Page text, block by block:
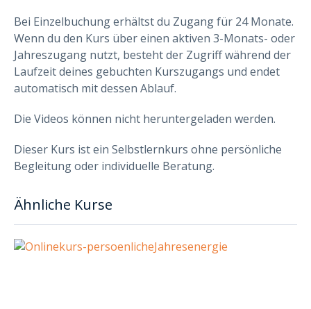
Bei Einzelbuchung erhältst du Zugang für 24 Monate.
Wenn du den Kurs über einen aktiven 3-Monats- oder
Jahreszugang nutzt, besteht der Zugriff während der
Laufzeit deines gebuchten Kurszugangs und endet
automatisch mit dessen Ablauf.
Die Videos können nicht heruntergeladen werden.
Dieser Kurs ist ein Selbstlernkurs ohne persönliche
Begleitung oder individuelle Beratung.
Ähnliche Kurse